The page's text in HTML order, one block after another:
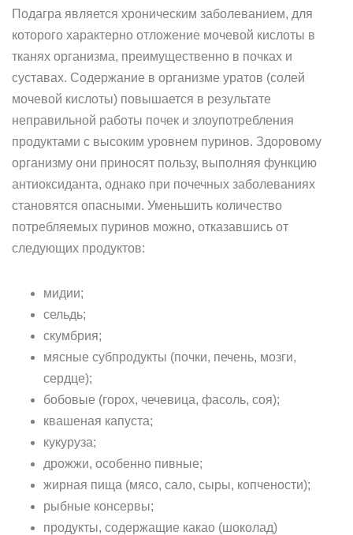
Подагра является хроническим заболеванием, для
которого характерно отложение мочевой кислоты в
тканях организма, преимущественно в почках и
суставах. Содержание в организме уратов (солей
мочевой кислоты) повышается в результате
неправильной работы почек и злоупотребления
продуктами с высоким уровнем пуринов. Здоровому
организму они приносят пользу, выполняя функцию
антиоксиданта, однако при почечных заболеваниях
становятся опасными. Уменьшить количество
потребляемых пуринов можно, отказавшись от
следующих продуктов:
мидии;
сельдь;
скумбрия;
мясные субпродукты (почки, печень, мозги,
сердце);
бобовые (горох, чечевица, фасоль, соя);
квашеная капуста;
кукуруза;
дрожжи, особенно пивные;
жирная пища (мясо, сало, сыры, копчености);
рыбные консервы;
продукты, содержащие какао (шоколад)